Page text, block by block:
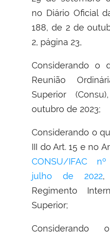
no Diário Oficial
188, de 2 de
2, página 23,
Considerando o
Reunião
Superior
outubro de 2023;
Considerando o
III do Art. 15 e no
CONSU/IFAC
julho de 2022,
Regimento
Superior;
Considerando